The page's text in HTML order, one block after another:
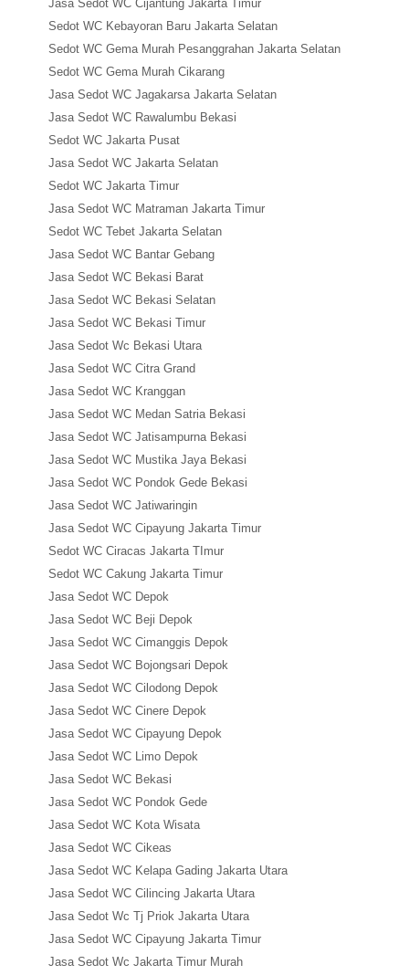
Jasa Sedot WC Cijantung Jakarta Timur
Sedot WC Kebayoran Baru Jakarta Selatan
Sedot WC Gema Murah Pesanggrahan Jakarta Selatan
Sedot WC Gema Murah Cikarang
Jasa Sedot WC Jagakarsa Jakarta Selatan
Jasa Sedot WC Rawalumbu Bekasi
Sedot WC Jakarta Pusat
Jasa Sedot WC Jakarta Selatan
Sedot WC Jakarta Timur
Jasa Sedot WC Matraman Jakarta Timur
Sedot WC Tebet Jakarta Selatan
Jasa Sedot WC Bantar Gebang
Jasa Sedot WC Bekasi Barat
Jasa Sedot WC Bekasi Selatan
Jasa Sedot WC Bekasi Timur
Jasa Sedot Wc Bekasi Utara
Jasa Sedot WC Citra Grand
Jasa Sedot WC Kranggan
Jasa Sedot WC Medan Satria Bekasi
Jasa Sedot WC Jatisampurna Bekasi
Jasa Sedot WC Mustika Jaya Bekasi
Jasa Sedot WC Pondok Gede Bekasi
Jasa Sedot WC Jatiwaringin
Jasa Sedot WC Cipayung Jakarta Timur
Sedot WC Ciracas Jakarta TImur
Sedot WC Cakung Jakarta Timur
Jasa Sedot WC Depok
Jasa Sedot WC Beji Depok
Jasa Sedot WC Cimanggis Depok
Jasa Sedot WC Bojongsari Depok
Jasa Sedot WC Cilodong Depok
Jasa Sedot WC Cinere Depok
Jasa Sedot WC Cipayung Depok
Jasa Sedot WC Limo Depok
Jasa Sedot WC Bekasi
Jasa Sedot WC Pondok Gede
Jasa Sedot WC Kota Wisata
Jasa Sedot WC Cikeas
Jasa Sedot WC Kelapa Gading Jakarta Utara
Jasa Sedot WC Cilincing Jakarta Utara
Jasa Sedot Wc Tj Priok Jakarta Utara
Jasa Sedot WC Cipayung Jakarta Timur
Jasa Sedot Wc Jakarta Timur Murah